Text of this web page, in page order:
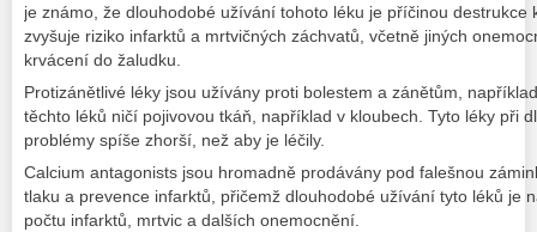
je známo, že dlouhodobé užívání tohoto léku je příčinou destrukce
zvyšuje riziko infarktů a mrtvičných záchvatů, včetně jiných
krvácení do žaludku.
Protizánětlivé léky jsou užívány proti bolestem a zánětům,
těchto léků ničí pojivovou tkáň, například v kloubech. Tyto léky při
problémy spíše zhorší, než aby je léčily.
Calcium antagonists jsou hromadně prodávány pod falešnou
tlaku a prevence infarktů, přičemž dlouhodobé užívání tyto léků je
počtu infarktů, mrtvic a dalších onemocnění.